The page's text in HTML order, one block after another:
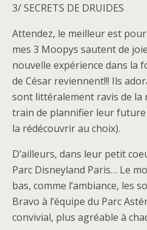
3/ SECRETS DE DRUIDES
Attendez, le meilleur est
mes 3 Moopys sautent de
nouvelle expérience dans la
de César reviennent!!! Ils
sont littéralement ravis de la
train de plannifier leur
la rédécouvrir au choix).
D’ailleurs, dans leur petit
Parc Disneyland Paris… Le
bas, comme l’ambiance, les
Bravo à l’équipe du Parc
convivial, plus agréable à